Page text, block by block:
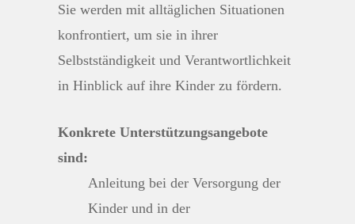
Sie werden mit alltäglichen Situationen
konfrontiert, um sie in ihrer
Selbstständigkeit und Verantwortlichkeit
in Hinblick auf ihre Kinder zu fördern.
Konkrete Unterstützungsangebote
sind:
Anleitung bei der Versorgung der
Kinder und in der